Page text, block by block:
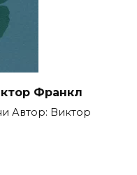
Франкл
Автор: Виктор